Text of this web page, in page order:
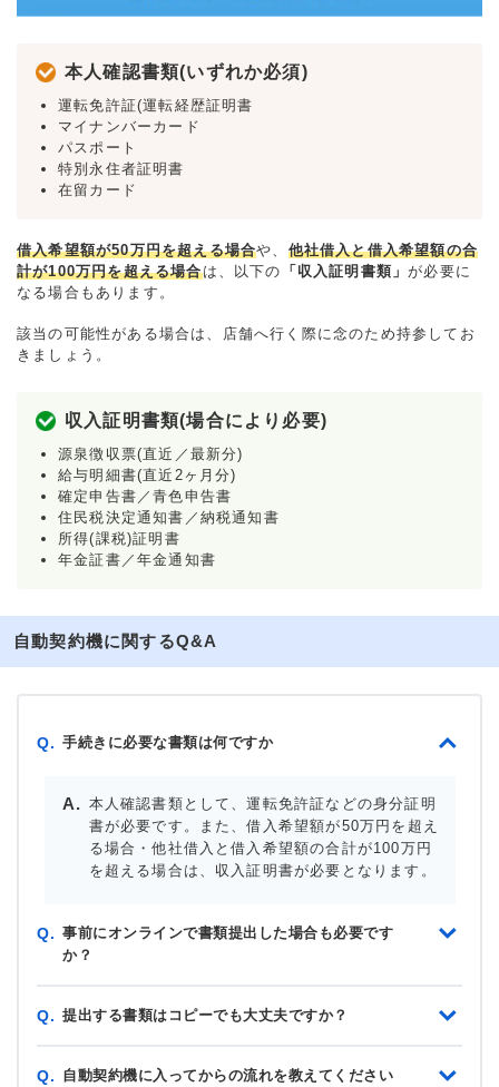
本人確認書類(いずれか必須)
運転免許証(運転経歴証明書
マイナンバーカード
パスポート
特別永住者証明書
在留カード
借入希望額が50万円を超える場合や、 他社借入と借入希望額の合
計が100万円を超える場合は、以下の 「収入証明書類」が必要に
なる場合もあります。
該当の可能性がある場合は、店舗へ行く際に念のため持参してお
きましょう。
収入証明書類(場合により必要)
源泉徴収票(直近／最新分)
給与明細書(直近2ヶ月分)
確定申告書／青色申告書
住民税決定通知書／納税通知書
所得(課税)証明書
年金証書／年金通知書
自動契約機に関するQ&A
Q. 手続きに必要な書類は何ですか
本人確認書類として、運転免許証などの身分証明
書が必要です。また、借入希望額が50万円を超え
る場合・他社借入と借入希望額の合計が100万円
を超える場合は、収入証明書が必要となります。
Q. 事前にオンラインで書類提出した場合も必要です
か？
Q. 提出する書類はコピーでも大丈夫ですか？
Q. 自動契約機に入ってからの流れを教えてください